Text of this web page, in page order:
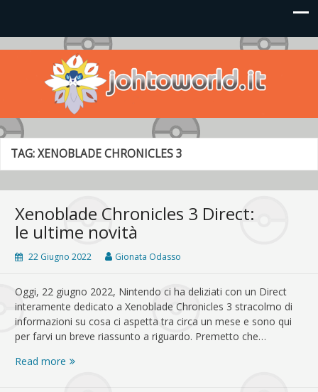
Johto World
Le novità più frizzanti dall'universo Pokémon e Nintendo
TAG:XENOBLADE CHRONICLES 3
Xenoblade Chronicles 3 Direct:
le ultime novità
22 Giugno 2022 Gionata Odasso
Oggi, 22 giugno 2022, Nintendo ci ha deliziati con un Direct
interamente dedicato a Xenoblade Chronicles 3 stracolmo di
informazioni su cosa ci aspetta tra circa un mese e sono qui
per farvi un breve riassunto a riguardo. Premetto che…
Read more Xenoblade